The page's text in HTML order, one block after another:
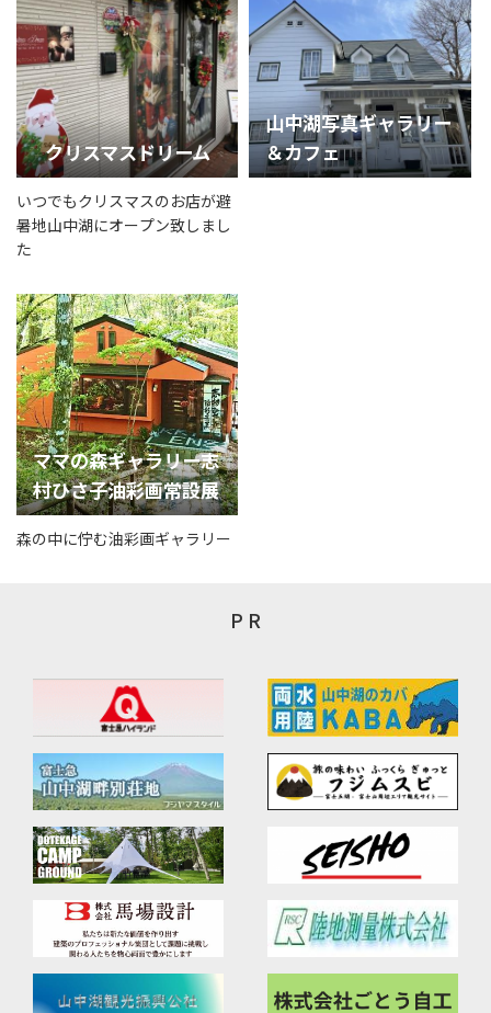
クリスマスドリーム
いつでもクリスマスのお店が避
暑地山中湖にオープン致しまし
た
山中湖写真ギャラリー
＆カフェ
ママの森ギャラリー志
村ひさ子油彩画常設展
森の中に佇む油彩画ギャラリー
P R